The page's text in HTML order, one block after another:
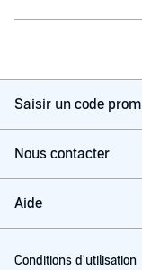
Saisir un code
Nous contacter
Aide
Conditions d'utilisation